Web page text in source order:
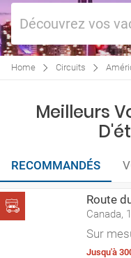
Découvrez vos
Home Circuits
Meilleurs
RECOMMANDÉS
Route
Canada,
Sur
Jusqu'à